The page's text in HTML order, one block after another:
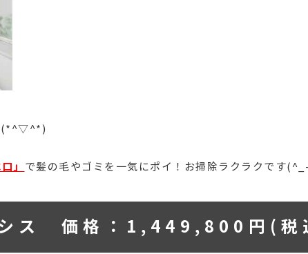
(*^▽^*)
」 で髪の毛やゴミを一気にポイ！お掃除ラクラクです
ス 価格：1,449,800円(税